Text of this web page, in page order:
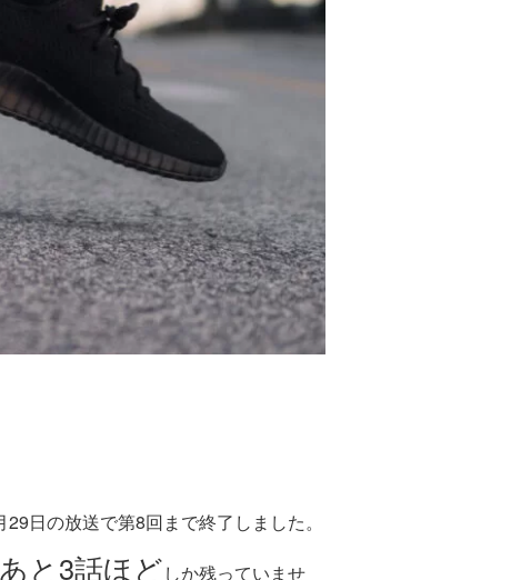
29日の放送で第8回まで終了しました。
と3話ほどしか残っていませ